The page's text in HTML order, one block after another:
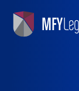
content